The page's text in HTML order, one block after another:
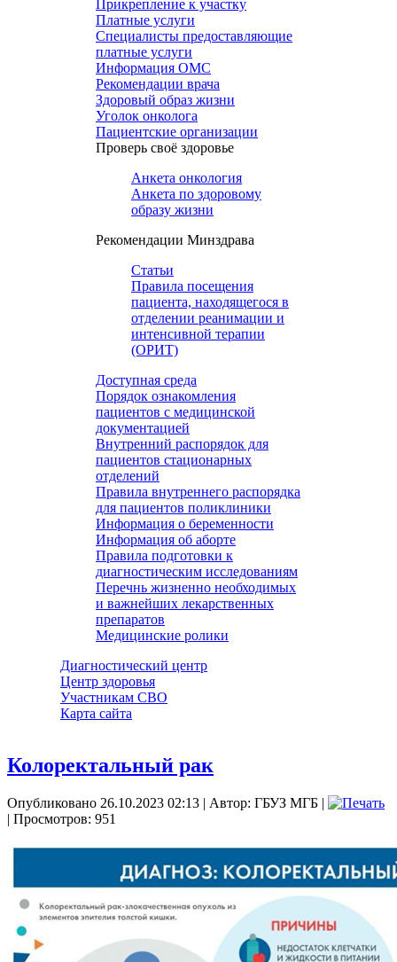
Прикрепление к участку
Платные услуги
Специалисты предоставляющие
платные услуги
Информация ОМС
Рекомендации врача
Здоровый образ жизни
Уголок онколога
Пациентские организации
Проверь своё здоровье
Анкета онкология
Анкета по здоровому
образу жизни
Рекомендации Минздрава
Статьи
Правила посещения
пациента, находящегося в
отделении реанимации и
интенсивной терапии
(ОРИТ)
Доступная среда
Порядок ознакомления
пациентов с медицинской
документацией
Внутренний распорядок для
пациентов стационарных
отделений
Правила внутреннего распорядка
для пациентов поликлиники
Информация о беременности
Информация об аборте
Правила подготовки к
диагностическим исследованиям
Перечнь жизненно необходимых
и важнейших лекарственных
препаратов
Медицинские ролики
Диагностический центр
Центр здоровья
Участникам СВО
Карта сайта
Колоректальный рак
Опубликовано 26.10.2023 02:13 | Автор: ГБУЗ МГБ |
| Просмотров: 951